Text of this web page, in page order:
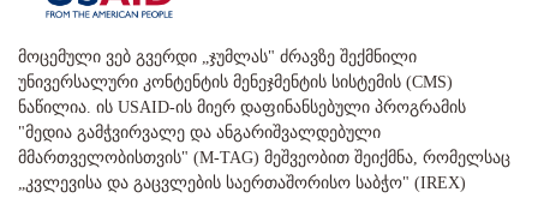
მოცემული ვებ გვერდი „ჯუმლას" ძრავზე შექმნილი
უნივერსალური კონტენტის მენეჯმენტის სისტემის (CMS)
ნაწილია. ის USAID-ის მიერ დაფინანსებული პროგრამის
"მედია გამჭვირვალე და ანგარიშვალდებული
მმართველობისთვის" (M-TAG) მეშვეობით შეიქმნა, რომელსაც
„კვლევისა და გაცვლების საერთაშორისო საბჭო" (IREX)